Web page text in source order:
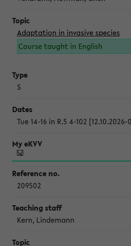
Adaptation in invasive species
Course taught in English
S
Tue 14-16 in R.5 4-102
209502
Kern, Lindemann